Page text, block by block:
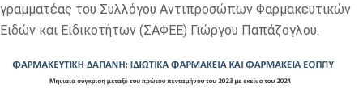
γραμματέας του Συλλόγου Αντιπροσώπων Φαρμακευτικών
Ειδών και Ειδικοτήτων (ΣΑΦΕΕ) Γιώργου Παπάζογλου.